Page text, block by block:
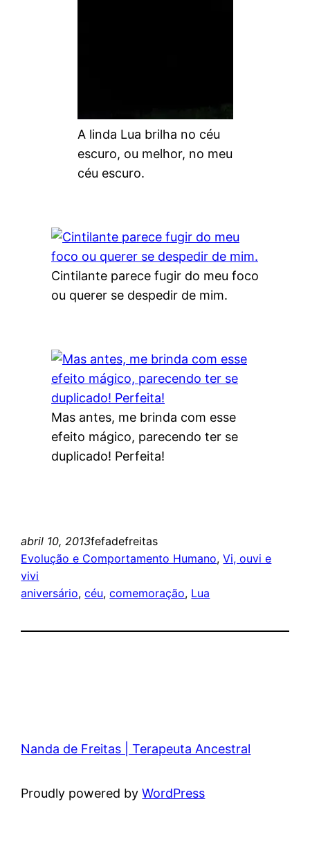
A linda Lua brilha no céu
escuro, ou melhor, no meu
céu escuro.
Cintilante parece fugir do meu foco
ou querer se despedir de mim.
Mas antes, me brinda com esse
efeito mágico, parecendo ter se
duplicado! Perfeita!
abril 10, 2013fefadefreitas
Evolução e Comportamento Humano, Vi, ouvi e
vivi
aniversário, céu, comemoração, Lua
Nanda de Freitas | Terapeuta Ancestral
Proudly powered byWordPress